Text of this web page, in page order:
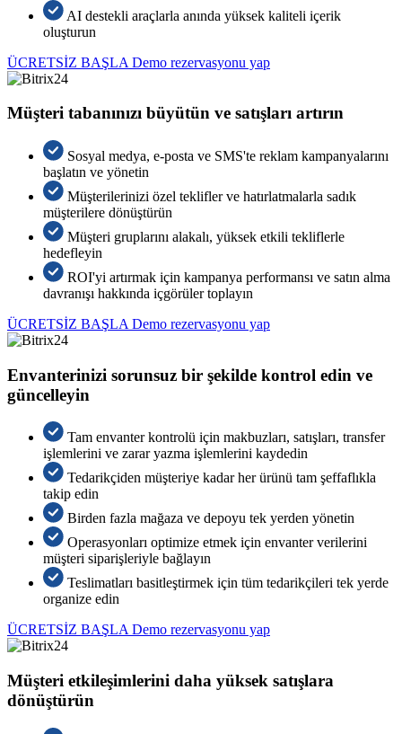
AI destekli araçlarla anında yüksek kaliteli içerik
oluşturun
ÜCRETSİZ BAŞLA Demo rezervasyonu yap
Müşteri tabanınızı büyütün ve satışları artırın
Sosyal medya, e-posta ve SMS'te reklam kampanyalarını
başlatın ve yönetin
Müşterilerinizi özel teklifler ve hatırlatmalarla sadık
müşterilere dönüştürün
Müşteri gruplarını alakalı, yüksek etkili tekliflerle
hedefleyin
ROI'yi artırmak için kampanya performansı ve satın alma
davranışı hakkında içgörüler toplayın
ÜCRETSİZ BAŞLA Demo rezervasyonu yap
Envanterinizi sorunsuz bir şekilde kontrol edin ve
güncelleyin
Tam envanter kontrolü için makbuzları, satışları, transfer
işlemlerini ve zarar yazma işlemlerini kaydedin
Tedarikçiden müşteriye kadar her ürünü tam şeffaflıkla
takip edin
Birden fazla mağaza ve depoyu tek yerden yönetin
Operasyonları optimize etmek için envanter verilerini
müşteri siparişleriyle bağlayın
Teslimatları basitleştirmek için tüm tedarikçileri tek yerde
organize edin
ÜCRETSİZ BAŞLADemo rezervasyonu yap
Müşteri etkileşimlerini daha yüksek satışlara
dönüştürün